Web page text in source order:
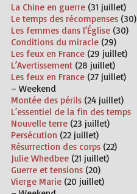
La Chine en guerre(31 juillet)
Le temps des récompenses(30)
Les femmes dans l’Église(30)
Conditions du miracle(29)
Les feux en France(29 juillet)
L’Avertissement(28 juillet)
Les feux en France(27 juillet)
– Weekend
Montée des périls(24 juillet)
L’essentiel de la fin des temps
Nouvelle terre(23 juillet)
Persécution (22 juillet)
Résurrection des corps(22)
Julie Whedbee(21 juillet)
Guerre et tensions(20)
Vierge Marie(20 juillet)